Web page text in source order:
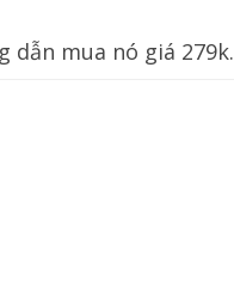
dẫn mua nó giá 279k.